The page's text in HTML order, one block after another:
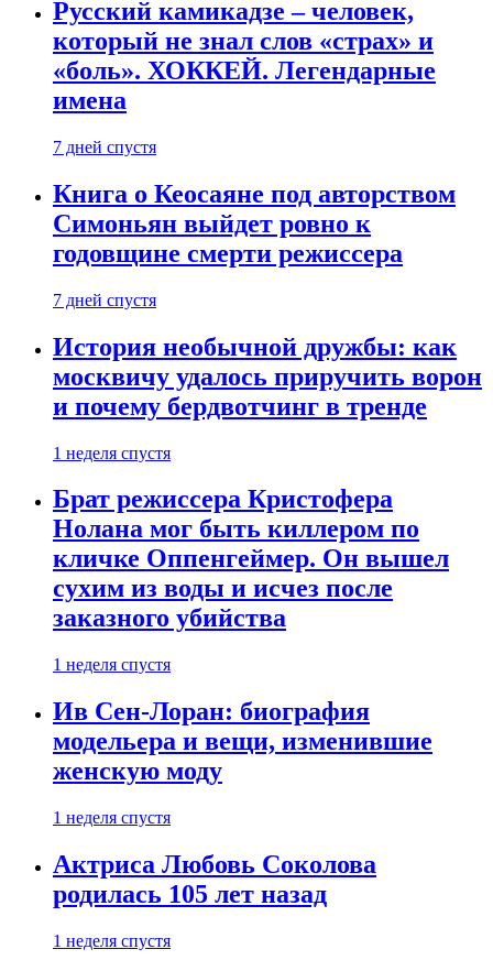
Русский камикадзе – человек,
который не знал слов «страх» и
«боль». ХОККЕЙ. Легендарные
имена
7 дней спустя
Книга о Кеосаяне под авторством
Симоньян выйдет ровно к
годовщине смерти режиссера
7 дней спустя
История необычной дружбы: как
москвичу удалось приручить ворон
и почему бердвотчинг в тренде
1 неделя спустя
Брат режиссера Кристофера
Нолана мог быть киллером по
кличке Оппенгеймер. Он вышел
сухим из воды и исчез после
заказного убийства
1 неделя спустя
Ив Сен-Лоран: биография
модельера и вещи, изменившие
женскую моду
1 неделя спустя
Актриса Любовь Соколова
родилась 105 лет назад
1 неделя спустя